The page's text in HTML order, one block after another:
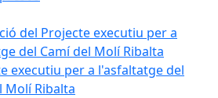
del Projecte executiu per a
del Camí del Molí Ribalta
executiu per a l'asfaltatge del
Molí Ribalta